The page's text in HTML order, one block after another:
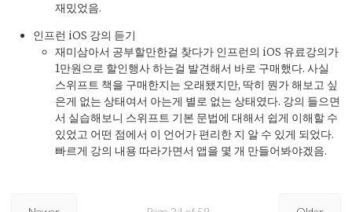
재밌었음.
인프런 iOS 강의 듣기
재미삼아서 공부할만한걸 찾다가 인프런의 iOS 유료강의가
1만원으로 할인행사 하는걸 발견해서 바로 구매했다. 사실
스위프트 책을 구매한지는 오래됐지만, 딱히 뭔가 해보고 싶
은게 없는 상태여서 아는게 별로 없는 상태였다. 강의 들으면
서 실습해보니 스위프트 기본 문법에 대해서 쉽게 이해할 수
있었고 어떤 점에서 이 언어가 편리한 지 알 수 있게 되었다.
빠르게 강의 내용 따라가면서 앱을 몇 개 만들어봐야겠음.